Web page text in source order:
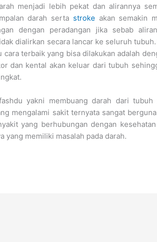
menjadi lebih pekat dan alirannya
darah serta stroke akan semakin
dengan peradangan jika sebab
dialirkan secara lancar ke seluruh
cara terbaik yang bisa dilakukan adalah
dan kental akan keluar dari tubuh
yakni membuang darah dari
mengalami sakit ternyata sangat
yang berhubungan dengan
yang memiliki masalah pada darah.